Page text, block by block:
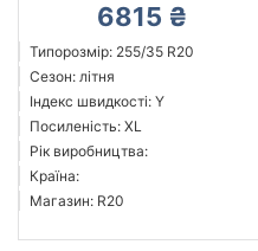
6815 ₴
Типорозмір: 255/35 R20
Сезон: літня
Індекс швидкості: Y
Посиленість: XL
Рік виробництва:
Країна:
Магазин: R20